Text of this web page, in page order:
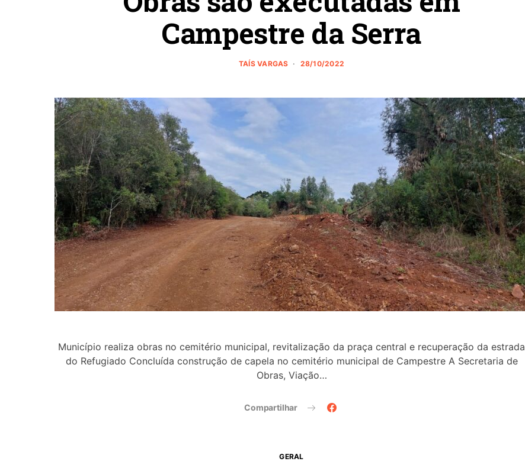
Campestre da Serra
TAÍS VARGAS 28/10/2022
Município realiza obras no cemitério municipal, revitalização da praça central e recuperação da estrada
do Refugiado Concluída construção de capela no cemitério municipal de Campestre A Secretaria de
Obras, Viação…
Compartilhar
GERAL